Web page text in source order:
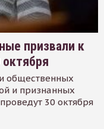
призвали к
общественных
и признанных
30 октября